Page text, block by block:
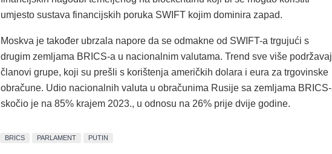
umjesto sustava financijskih poruka SWIFT kojim dominira zapad.
Moskva je također ubrzala napore da se odmakne od SWIFT-a trgujući s
drugim zemljama BRICS-a u nacionalnim valutama. Trend sve više
članovi grupe, koji su prešli s korištenja američkih dolara i eura za trgovinske
obračune. Udio nacionalnih valuta u obračunima Rusije sa zemljama
skočio je na 85% krajem 2023., u odnosu na 26% prije dvije godine.
BRICS PARLAMENT PUTIN